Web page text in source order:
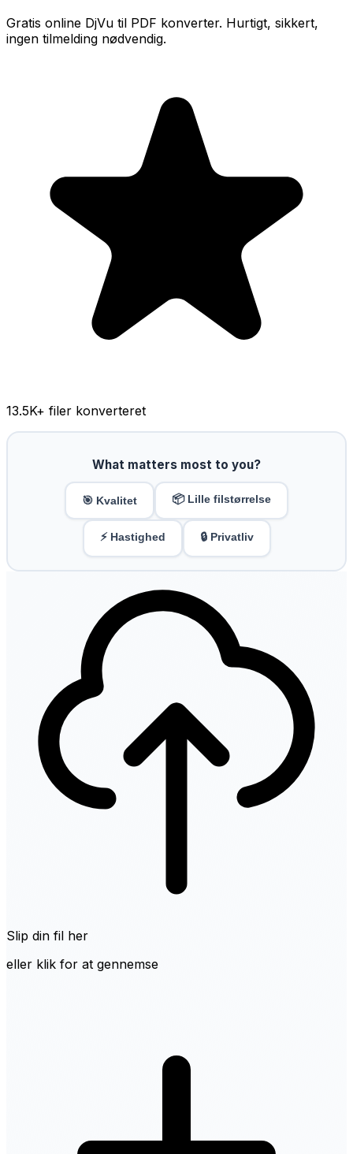
Gratis online DjVu til PDF konverter. Hurtigt, sikkert,
ingen tilmelding nødvendig.
13.5K+ filer konverteret
What matters most to you?
🎯 Kvalitet 📦 Lille filstørrelse
⚡ Hastighed 🔒 Privatliv
Slip din fil her
eller klik for at gennemse